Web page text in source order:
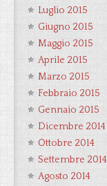
Luglio 2015
Giugno 2015
Maggio 2015
Aprile 2015
Marzo 2015
Febbraio 2015
Gennaio 2015
Dicembre 2014
Ottobre 2014
Settembre 2014
Agosto 2014